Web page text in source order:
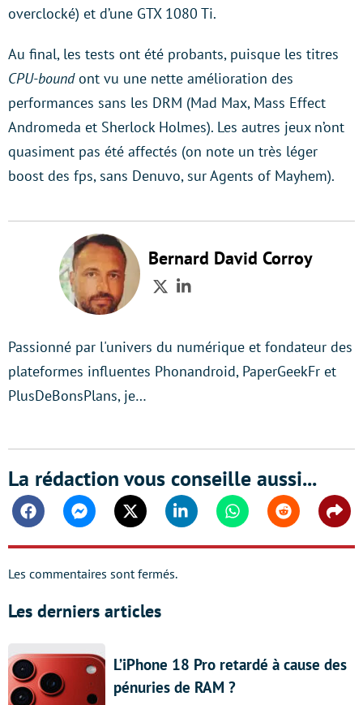
overclocké) et d’une GTX 1080 Ti.
Au final, les tests ont été probants, puisque les titres
CPU-boundont vu une nette amélioration des
performances sans les DRM (Mad Max, Mass Effect
Andromeda et Sherlock Holmes). Les autres jeux n’ont
quasiment pas été affectés (on note un très léger
boost des fps, sans Denuvo, sur Agents of Mayhem).
Bernard David Corroy
TwitterLinkedIn
Passionné par l'univers du numérique et fondateur des
plateformes influentes Phonandroid, PaperGeekFr et
PlusDeBonsPlans, je…
La rédaction vous conseille aussi...
FacebookMessengerTwitter Linkedin WhatsappReddit
Les commentaires sont fermés.
Les derniers articles
L’iPhone 18 Pro retardé à cause des
pénuries de RAM ?